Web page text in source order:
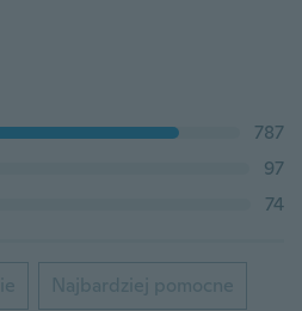
787
97
74
Najbardziej pomocne